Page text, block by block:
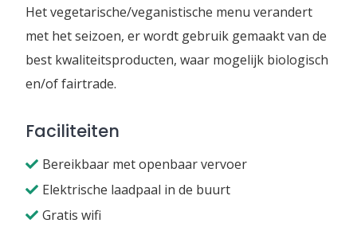
Het vegetarische/veganistische menu verandert
met het seizoen, er wordt gebruik gemaakt van de
best kwaliteitsproducten, waar mogelijk biologisch
en/of fairtrade.
Faciliteiten
Bereikbaar met openbaar vervoer
Elektrische laadpaal in de buurt
Gratis wifi